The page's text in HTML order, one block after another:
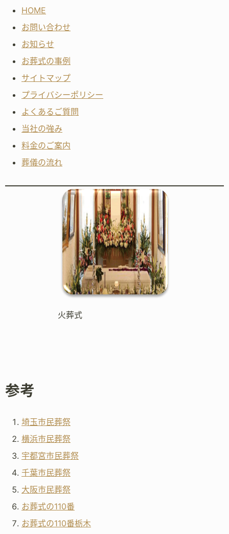
HOME
お問い合わせ
お知らせ
お葬式の事例
サイトマップ
プライバシーポリシー
よくあるご質問
当社の強み
料金のご案内
葬儀の流れ
火葬式
参考
埼玉市民葬祭
横浜市民葬祭
宇都宮市民葬祭
千葉市民葬祭
大阪市民葬祭
お葬式の110番
お葬式の110番栃木